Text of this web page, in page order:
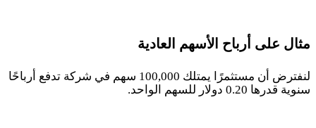
مثال على أرباح الأسهم العادية
لنفترض أن مستثمرًا يمتلك 100,000 سهم في شركة تدفع أرباحًا
سنوية قدرها 0.20 دولار للسهم الواحد
.